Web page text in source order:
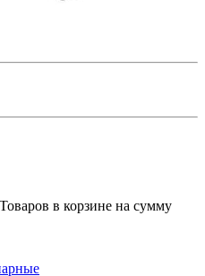
Товаров в корзине на сумму